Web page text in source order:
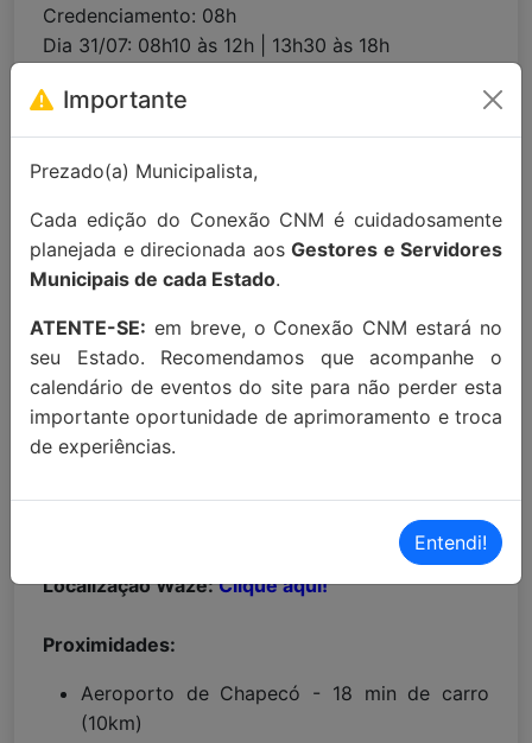
Credenciamento: 08h
Dia 31/07: 08h10 às 12h | 13h30 às 18h
Setembro, 150 D - Centro, Chapecó/SC, 89801-
021)
Para maiores informações entre em
contato: contato@conexaocnm.org.br ou whats
app(51) 99215-3439.
Apoio Institucional:
Localização Waze: Clique aqui!
Proximidades:
Aeroporto de Chapecó - 18 min de carro
(10km)
Importante
Prezado(a) Municipalista,
Cada edição do Conexão CNM é cuidadosamente
planejada e direcionada aos Gestores e Servidores
Municipais de cada Estado.
ATENTE-SE: em breve, o Conexão CNM estará no
seu Estado. Recomendamos que acompanhe o
calendário de eventos do site para não perder esta
importante oportunidade de aprimoramento e troca
de experiências.
Entendi!